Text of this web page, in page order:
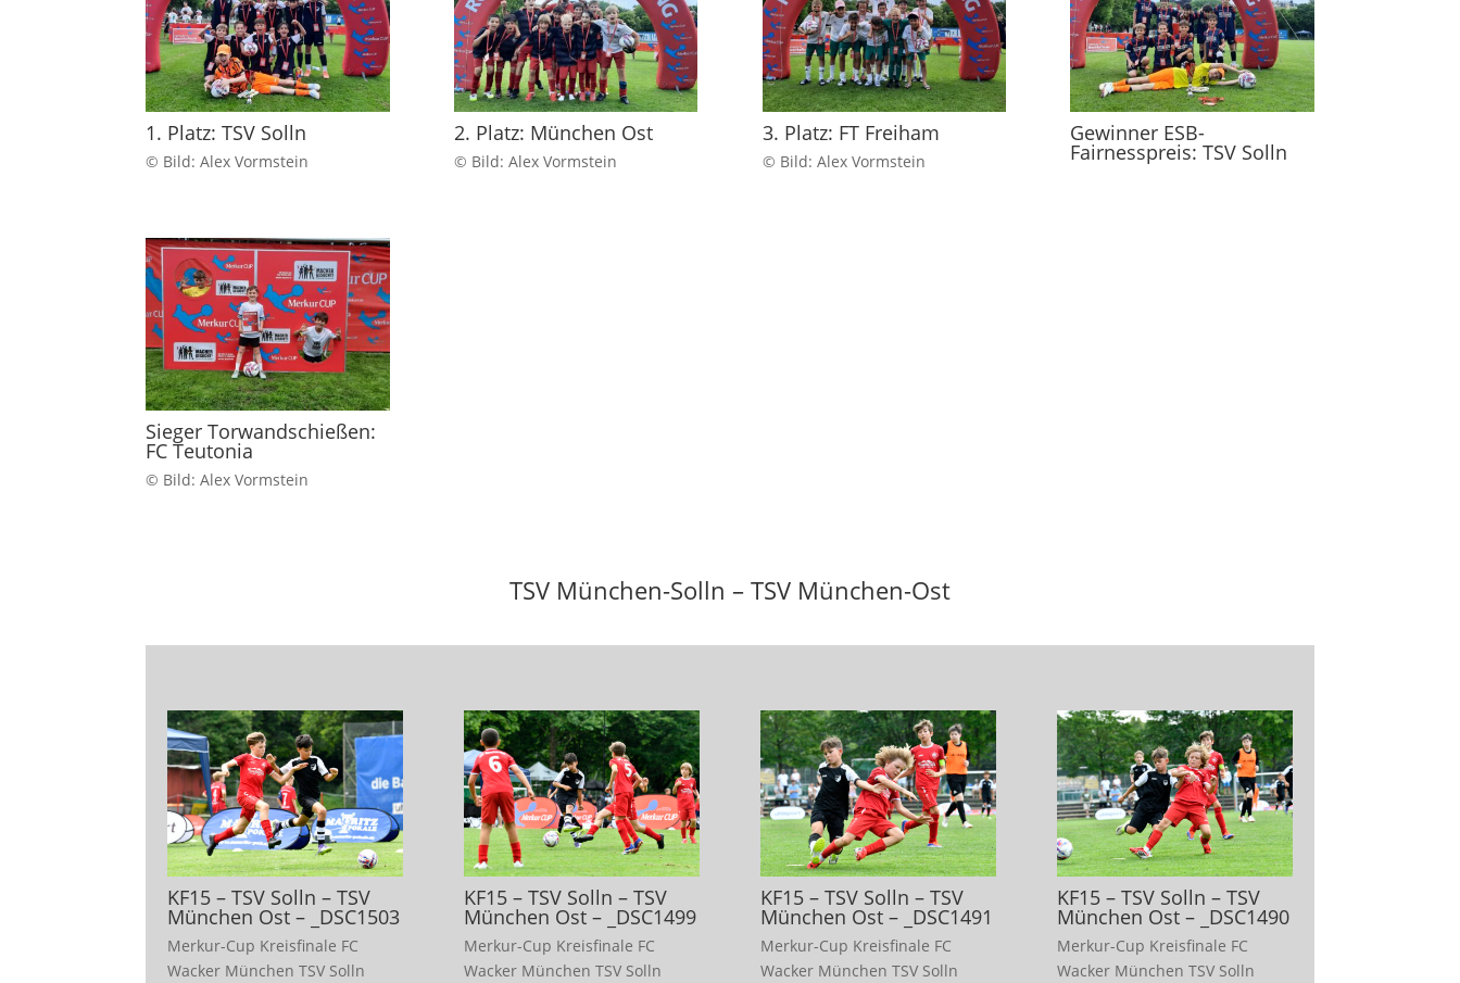
1. Platz: TSV Solln
© Bild: Alex Vormstein
2. Platz: München Ost
© Bild: Alex Vormstein
3. Platz: FT Freiham
© Bild: Alex Vormstein
Gewinner ESB-
Fairnesspreis: TSV Solln
Sieger Torwandschießen:
FC Teutonia
© Bild: Alex Vormstein
TSV München-Solln – TSV München-Ost
KF15 – TSV Solln – TSV
München Ost – _DSC1503
Merkur-Cup Kreisfinale FC
Wacker München TSV Solln
KF15 – TSV Solln – TSV
München Ost – _DSC1499
Merkur-Cup Kreisfinale FC
Wacker München TSV Solln
KF15 – TSV Solln – TSV
München Ost – _DSC1491
Merkur-Cup Kreisfinale FC
Wacker München TSV Solln
KF15 – TSV Solln – TSV
München Ost – _DSC1490
Merkur-Cup Kreisfinale FC
Wacker München TSV Solln